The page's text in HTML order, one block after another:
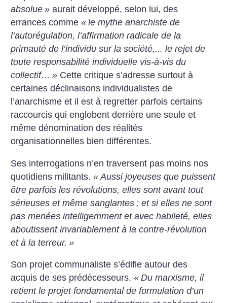
absolue » aurait développé, selon lui, des
errances comme« le mythe anarchiste de
l’autorégulation, l’affirmation radicale de la
primauté de l’individu sur la société,... le rejet de
toute responsabilité individuelle vis-à-vis du
collectif… » Cette critique s’adresse surtout à
certaines déclinaisons individualistes de
l’anarchisme et il est à regretter parfois certains
raccourcis qui englobent derrière une seule et
même dénomination des réalités
organisationnelles bien différentes.
Ses interrogations n’en traversent pas moins nos
quotidiens militants.« Aussi joyeuses que puissent
être parfois les révolutions, elles sont avant tout
sérieuses et même sanglantes ; et si elles ne sont
pas menées intelligemment et avec habileté, elles
aboutissent invariablement à la contre-révolution
et à la terreur. »
Son projet communaliste s’édifie autour des
acquis de ses prédécesseurs.« Du marxisme, il
retient le projet fondamental de formulation d’un